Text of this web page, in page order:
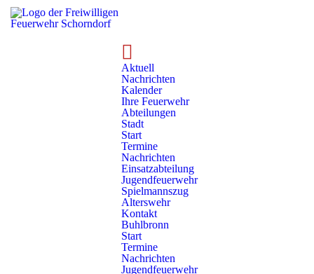
Aktuell
Nachrichten
Kalender
Ihre Feuerwehr
Abteilungen
Stadt
Start
Termine
Nachrichten
Einsatzabteilung
Jugendfeuerwehr
Spielmannszug
Alterswehr
Kontakt
Buhlbronn
Start
Termine
Nachrichten
Jugendfeuerwehr
Einsatzarchiv Bericht
Einsatzbericht #2026/025
Einsatzdaten & eingesetzte Kräfte